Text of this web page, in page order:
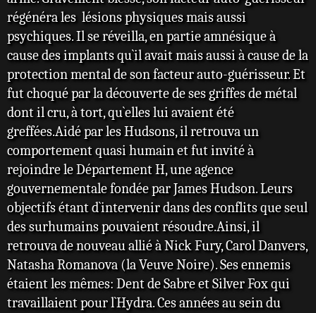
régénéra les lésions physiques mais aussi
psychiques. Il se réveilla, en partie amnésique à
cause des implants qu`il avait mais aussi à cause de la
protection mental de son facteur auto-guérisseur. Et
fut choqué par la découverte de ses griffes de métal
dont il cru, à tort, qu`elles lui avaient été
greffées.Aidé par les Hudsons, il retrouva un
comportement quasi humain et fut invité à
rejoindre le Département H, une agence
gouvernementale fondée par James Hudson. Leurs
objectifs étant d`intervenir dans des conflits que seul
des surhumains pouvaient résoudre.Ainsi, il
retrouva de nouveau allié à Nick Fury, Carol Danvers,
Natasha Romanova (la Veuve Noire). Ses ennemis
étaient les mêmes: Dent de Sabre et Silver Fox qui
travaillaient pour l`Hydra. Ces années au sein du